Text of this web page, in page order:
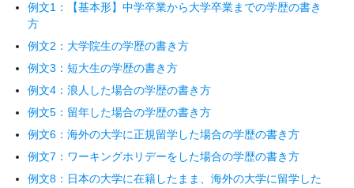
例文1：【基本形】中学卒業から大学卒業までの学歴の書き
方
例文2：大学院生の学歴の書き方
例文3：短大生の学歴の書き方
例文4：浪人した場合の学歴の書き方
例文5：留年した場合の学歴の書き方
例文6：海外の大学に正規留学した場合の学歴の書き方
例文7：ワーキングホリデーをした場合の学歴の書き方
例文8：日本の大学に在籍したまま、海外の大学に留学した